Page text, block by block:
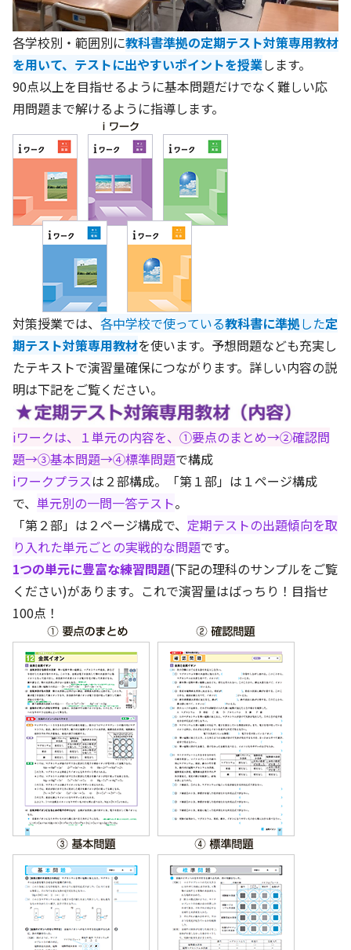
各学校別・範囲別に教科書準拠の定期テスト対策専用教材
を用いて、テストに出やすいポイントを授業します。
90点以上を目指せるように基本問題だけでなく難しい応
用問題まで解けるように指導します。
対策授業では、 各中学校で使っている教科書に準拠した定
期テスト対策専用教材を使います。予想問題なども充実し
たテキストで演習量確保につながります。詳しい内容の説
明は下記をご覧ください。
iワークは、１単元の内容を、①要点のまとめ→②確認問
題→③基本問題→④標準問題で構成
iワークプラスは２部構成。「第１部」は１ページ構成
で、 単元別の一問一答テスト。
「第２部」は２ページ構成で、 定期テストの出題傾向を取
り入れた単元ごとの実戦的な問題です。
1つの単元に豊富な練習問題(下記の理科のサンプルをご覧
ください)があります。これで演習量はばっちり！目指せ
100点！